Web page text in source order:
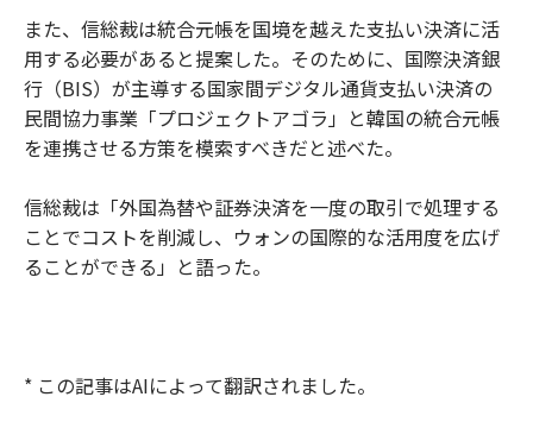
また、信総裁は統合元帳を国境を越えた支払い決済に活
用する必要があると提案した。そのために、国際決済銀
行（BIS）が主導する国家間デジタル通貨支払い決済の
民間協力事業「プロジェクトアゴラ」と韓国の統合元帳
を連携させる方策を模索すべきだと述べた。
信総裁は「外国為替や証券決済を一度の取引で処理する
ことでコストを削減し、ウォンの国際的な活用度を広げ
ることができる」と語った。
* この記事はAIによって翻訳されました。